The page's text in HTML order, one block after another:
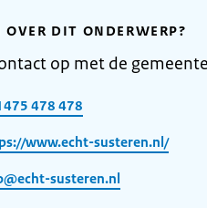
OVER DIT ONDERWERP?
op met de
478 478
www.echt-susteren.nl/
susteren.nl